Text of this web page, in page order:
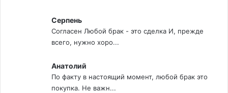
Серпень
Согласен Любой брак - это сделка И, прежде
всего, нужно хоро...
Анатолий
По факту в настоящий момент, любой брак это
покупка. Не важн...